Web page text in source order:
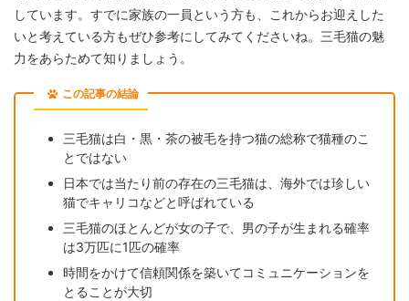
しています。すでに家族の一員という方も、これからお迎えした
いと考えている方もぜひ参考にしてみてくださいね。三毛猫の魅
力をあらためて知りましょう。
この記事の結論
三毛猫は白・黒・茶の被毛を持つ猫の総称で猫種のこ
とではない
日本では当たり前の存在の三毛猫は、海外では珍しい
猫でキャリコなどと呼ばれている
三毛猫のほとんどが女の子で、男の子が生まれる確率
は3万匹に1匹の確率
時間をかけて信頼関係を築いてコミュニケーションを
とることが大切